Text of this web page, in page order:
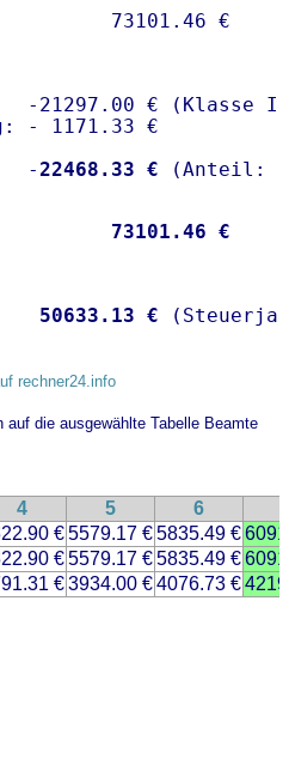
21297.00 € (Klasse I)
- 1171.33 €
-22468.33 €
73101.46 €
50633.13 €
rechner24.info
die ausgewählte Tabelle Beamte
4 5 6
€5579.17 €5835.49 €
€5579.17 €5835.49 €
€3934.00 €4076.73 €